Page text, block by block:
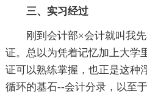
三、实习经过
刚到会计部×会计就叫我
证。总以为凭着记忆加上大学
证可以熟练掌握，也正是这种
循环的基石--会计分录，以至